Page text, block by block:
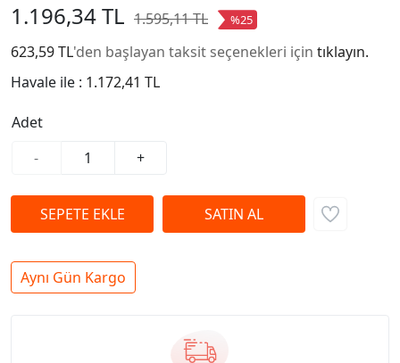
1.196,34 TL 1.595,11 TL %25
623,59 TL'den başlayan taksit seçenekleri için tıklayın.
Havale ile : 1.172,41 TL
Adet
-
+
Aynı Gün Kargo